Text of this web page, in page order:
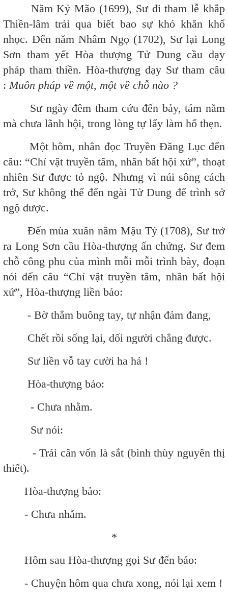
Năm Kỷ Mão (1699), Sư đi tham lễ khắp
Thiền-lâm trải qua biết bao sự khó khăn khổ
nhọc. Đến năm Nhâm Ngọ (1702), Sư lại Long
Sơn tham yết Hòa thượng Tử Dung cầu dạy
pháp tham thiền. Hòa-thượng dạy Sư tham câu
:Muôn pháp về một, một về chỗ nào ?
Sư ngày đêm tham cứu đến bảy, tám năm
mà chưa lãnh hội, trong lòng tự lấy làm hổ thẹn.
Một hôm, nhân đọc Truyền Đăng Lục đến
câu: “Chỉ vật truyền tâm, nhân bất hội xứ”, thoạt
nhiên Sư được tỏ ngộ. Nhưng vì núi sông cách
trở, Sư không thể đến ngài Tử Dung để trình sở
ngộ được.
Đến mùa xuân năm Mậu Tý (1708), Sư trở
ra Long Sơn cầu Hòa-thượng ấn chứng. Sư đem
chỗ công phu của mình mỗi mỗi trình bày, đoạn
nói đến câu “Chỉ vật truyền tâm, nhân bất hội
xứ”, Hòa-thượng liền bảo:
- Bờ thẳm buông tay, tự nhận đảm đang,
Chết rồi sống lại, dối người chẳng được.
Sư liền vỗ tay cười ha hả !
Hòa-thượng bảo:
- Chưa nhằm.
Sư nói:
- Trái cân vốn là sắt (bình thùy nguyên thị
thiết).
Hòa-thượng bảo:
- Chưa nhằm.
*
Hôm sau Hòa-thượng gọi Sư đến bảo:
- Chuyện hôm qua chưa xong, nói lại xem !